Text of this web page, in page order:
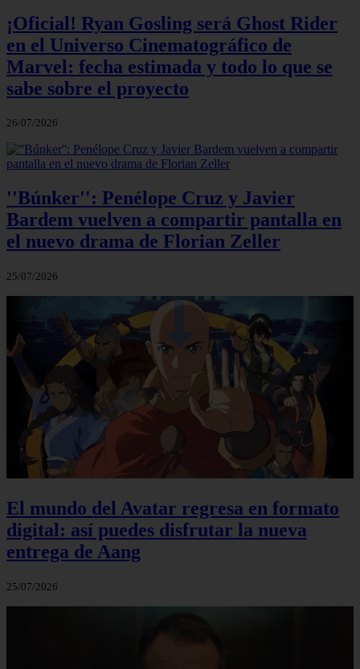
¡Oficial! Ryan Gosling será Ghost Rider
en el Universo Cinematográfico de
Marvel: fecha estimada y todo lo que se
sabe sobre el proyecto
26/07/2026
''Búnker'': Penélope Cruz y Javier
Bardem vuelven a compartir pantalla en
el nuevo drama de Florian Zeller
25/07/2026
El mundo del Avatar regresa en formato
digital: así puedes disfrutar la nueva
entrega de Aang
25/07/2026